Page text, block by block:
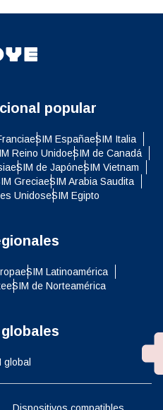
popular
eSIM EspañaeSIM Italia
Reino UnidoeSIM de Canadá
eSIM de JapóneSIM Vietnam
GreciaeSIM Arabia Saudita
UnidoseSIM Egipto
eSIM Latinoamérica
eSIM de Norteamérica
global